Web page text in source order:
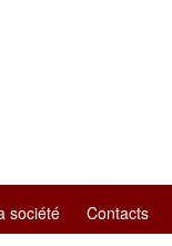
société Contacts